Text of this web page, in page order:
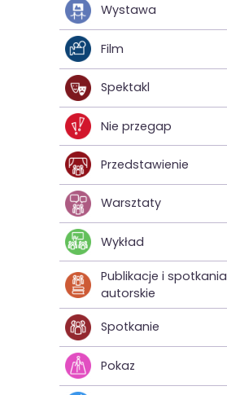
Wystawa
Film
Spektakl
Nie przegap
Przedstawienie
Warsztaty
Wykład
Publikacje i spotkania
autorskie
Spotkanie
Pokaz